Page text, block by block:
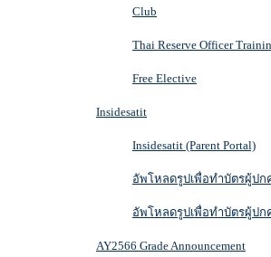
Club
Thai Reserve Officer
Free Elective
Insidesatit
Insidesatit (Parent Portal)
อัพโหลดรูปเพื่อทำบัตรผู้ปก
อัพโหลดรูปเพื่อทำบัตรผู้ป
AY2566 Grade Announcement